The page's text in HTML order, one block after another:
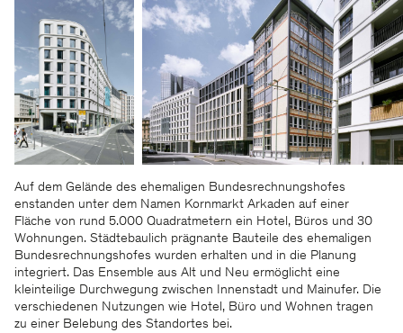
Auf dem Gelände des ehemaligen Bundesrechnungshofes
enstanden unter dem Namen Kornmarkt Arkaden auf einer
Fläche von rund 5.000 Quadratmetern ein Hotel, Büros und 30
Wohnungen. Städtebaulich prägnante Bauteile des ehemaligen
Bundesrechnungshofes wurden erhalten und in die Planung
integriert. Das Ensemble aus Alt und Neu ermöglicht eine
kleinteilige Durchwegung zwischen Innenstadt und Mainufer. Die
verschiedenen Nutzungen wie Hotel, Büro und Wohnen tragen
zu einer Belebung des Standortes bei.